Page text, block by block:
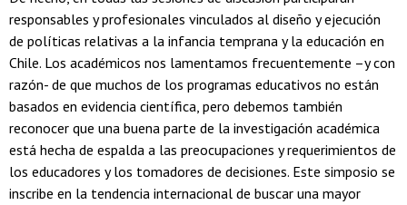
responsables y profesionales vinculados al diseño y ejecución
de políticas relativas a la infancia temprana y la educación en
Chile. Los académicos nos lamentamos frecuentemente –y con
razón- de que muchos de los programas educativos no están
basados en evidencia científica, pero debemos también
reconocer que una buena parte de la investigación académica
está hecha de espalda a las preocupaciones y requerimientos de
los educadores y los tomadores de decisiones. Este simposio se
inscribe en la tendencia internacional de buscar una mayor